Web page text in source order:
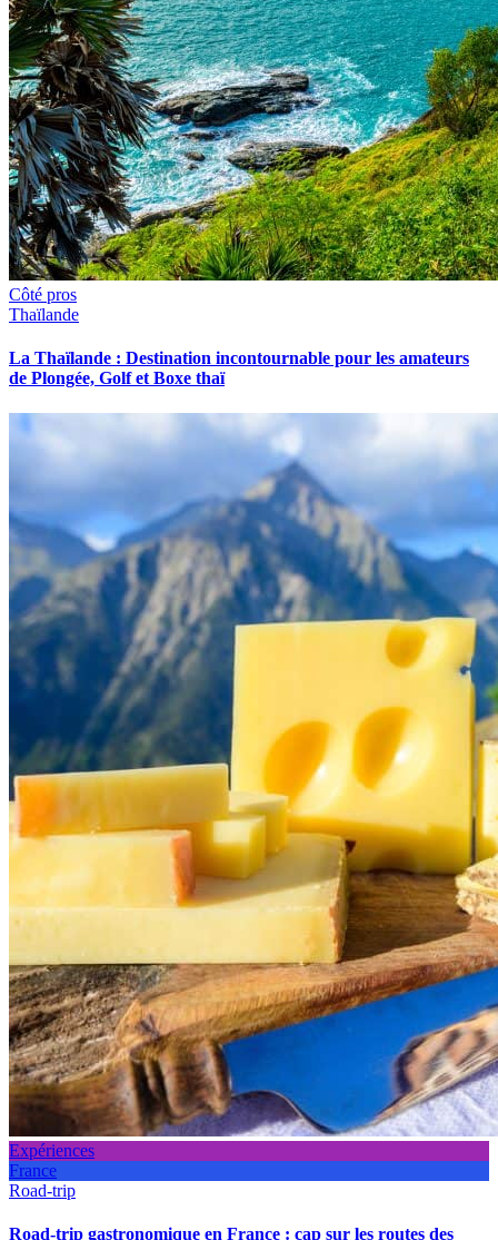
Côté pros
Thaïlande
La Thaïlande : Destination incontournable pour les amateurs
de Plongée, Golf et Boxe thaï
Expériences
France
Road-trip
Road-trip gastronomique en France : cap sur les routes des